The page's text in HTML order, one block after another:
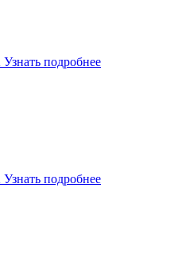
Узнать подробнее
Узнать подробнее